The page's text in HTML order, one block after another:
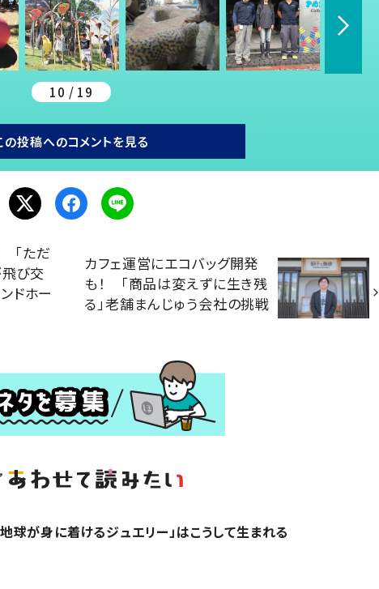
10 / 19
の投稿へのコメントを見る
「ただ
飛び交
ドホー
カフェ運営にエコバッグ開発
も！ 「商品は変えずに生き残
る」老舗まんじゅう会社の挑戦
球が身に着けるジュエリー」はこうして生まれる